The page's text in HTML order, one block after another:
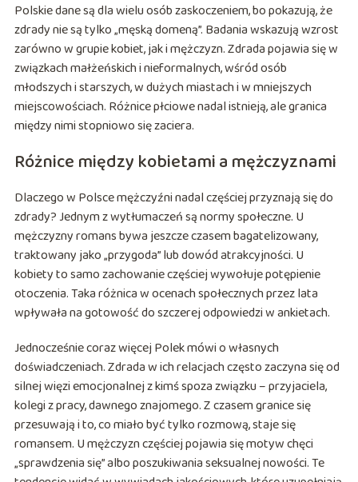
Polskie dane są dla wielu osób zaskoczeniem, bo pokazują, że
zdrady nie są tylko „męską domeną”. Badania wskazują wzrost
zarówno w grupie kobiet, jak i mężczyzn. Zdrada pojawia się w
związkach małżeńskich i nieformalnych, wśród osób
młodszych i starszych, w dużych miastach i w mniejszych
miejscowościach. Różnice płciowe nadal istnieją, ale granica
między nimi stopniowo się zaciera.
Różnice między kobietami a mężczyznami
Dlaczego w Polsce mężczyźni nadal częściej przyznają się do
zdrady? Jednym z wytłumaczeń są normy społeczne. U
mężczyzny romans bywa jeszcze czasem bagatelizowany,
traktowany jako „przygoda” lub dowód atrakcyjności. U
kobiety to samo zachowanie częściej wywołuje potępienie
otoczenia. Taka różnica w ocenach społecznych przez lata
wpływała na gotowość do szczerej odpowiedzi w ankietach.
Jednocześnie coraz więcej Polek mówi o własnych
doświadczeniach. Zdrada w ich relacjach często zaczyna się od
silnej więzi emocjonalnej z kimś spoza związku – przyjaciela,
kolegi z pracy, dawnego znajomego. Z czasem granice się
przesuwają i to, co miało być tylko rozmową, staje się
romansem. U mężczyzn częściej pojawia się motyw chęci
„sprawdzenia się” albo poszukiwania seksualnej nowości. Te